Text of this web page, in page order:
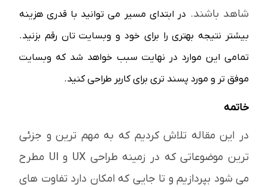
شاهد باشند. در ابتدای مسیر می توانید با قدری هزینه
بیشتر نتیجه بهتری را برای خود و وبسایت تان رقم بزنید.
تمامی این موارد در نهایت سبب خواهد شد که وبسایت
موفق تر و مورد پسند تری برای کاربر طراحی کنید.
خاتمه
در این مقاله تلاش کردیم که به مهم ترین و جزئی
ترین موضوعاتی که در زمینه طراحی UX و UI مطرح
می شود بپردازیم و تا جایی که امکان دارد تفاوت های